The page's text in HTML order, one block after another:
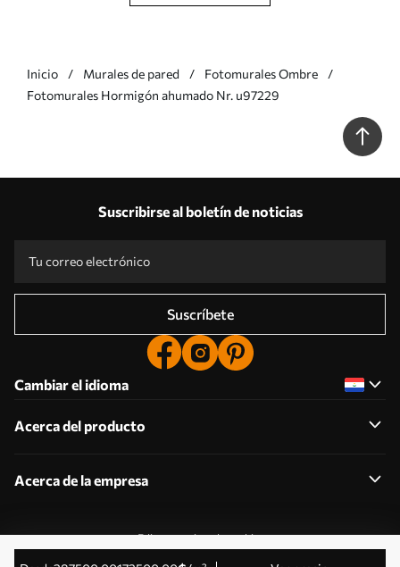
Inicio Murales de pared
Fotomurales Ombre
Fotomurales Hormigón ahumado Nr. u97229
Suscribirse al boletín de noticias
Suscríbete
Cambiar el idioma
Acerca del producto
Acerca de la empresa
Editar permisos de cookies
© 2011-2026 Uwalls . Todos los derechos reservados.